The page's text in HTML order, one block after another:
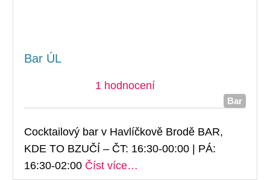
Bar ÚL
1 hodnocení
Bar
Cocktailový bar v Havlíčkově Brodě BAR,
KDE TO BZUČÍ – ČT: 16:30-00:00 | PÁ:
16:30-02:00 Číst více…